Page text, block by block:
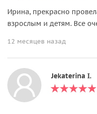
Ирина, прекрасно
взрослым и детям. Все
12 месяцев назад
Jekaterina I.